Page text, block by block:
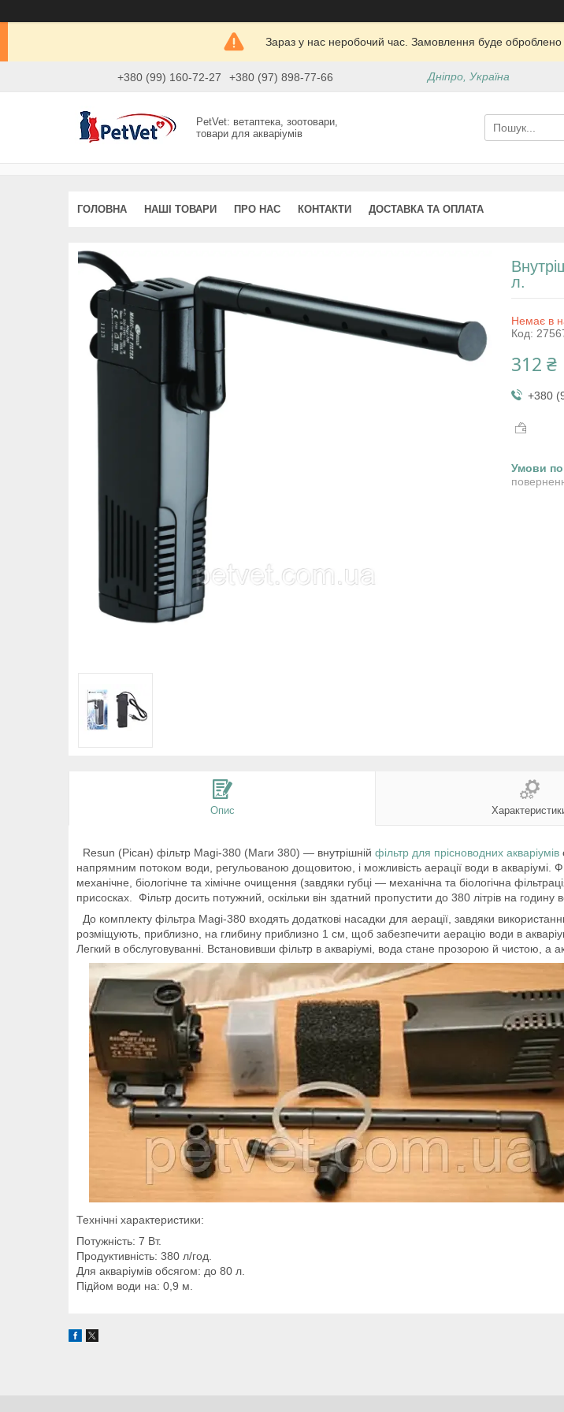
Зараз у нас неробочий час. Замовлення буде
+380 (99) 160-72-27 +380 (97) 898-77-66 Дніпро, Україна
PetVet: ветаптека, зоотовари,
товари для акваріумів
ГОЛОВНА НАШІ ТОВАРИ ПРО НАС КОНТАКТИ ДОСТАВКА ТА ОПЛАТА
л.
Немає в
Код:
312 ₴
+380
Опис
Resun (Рісан) фільтр Magi-380 (Маги 380) — внутрішній фільтр для прісноводних акваріумів
напрямним потоком води, регульованою дощовитою, і можливість аерації води в акваріумі.
механічне, біологічне та хімічне очищення (завдяки губці — механічна та біологічна
присосках. Фільтр досить потужний, оскільки він здатний пропустити до 380 літрів на годину
До комплекту фільтра Magi-380 входять додаткові насадки для аерації, завдяки
розміщують, приблизно, на глибину приблизно 1 см, щоб забезпечити аерацію води в
Легкий в обслуговуванні. Встановивши фільтр в акваріумі, вода стане прозорою й чистою, а
Технічні характеристики:
Потужність: 7 Вт.
Продуктивність: 380 л/год.
Для акваріумів обсягом: до 80 л.
Підйом води на: 0,9 м.